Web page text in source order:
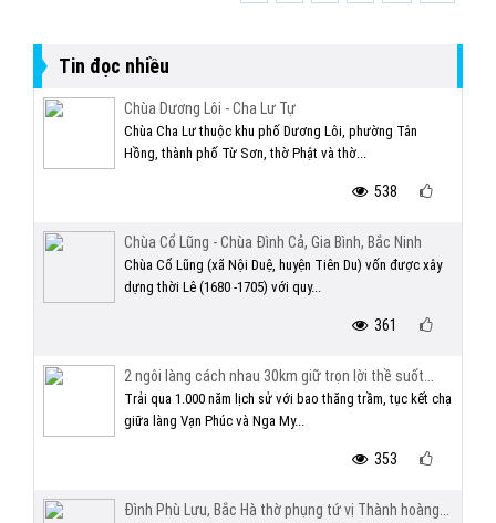
Tin đọc nhiều
Chùa Dương Lôi - Cha Lư Tự
Chùa Cha Lư thuộc khu phố Dương Lôi, phường Tân
Hồng, thành phố Từ Sơn, thờ Phật và thờ...
538
Chùa Cổ Lũng - Chùa Đình Cả, Gia Bình, Bắc Ninh
Chùa Cổ Lũng (xã Nội Duệ, huyện Tiên Du) vốn được xây
dựng thời Lê (1680 -1705) với quy...
361
2 ngôi làng cách nhau 30km giữ trọn lời thề suốt...
Trải qua 1.000 năm lịch sử với bao thăng trầm, tục kết chạ
giữa làng Vạn Phúc và Nga My...
353
Đình Phù Lưu, Bắc Hà thờ phụng tứ vị Thành hoàng...